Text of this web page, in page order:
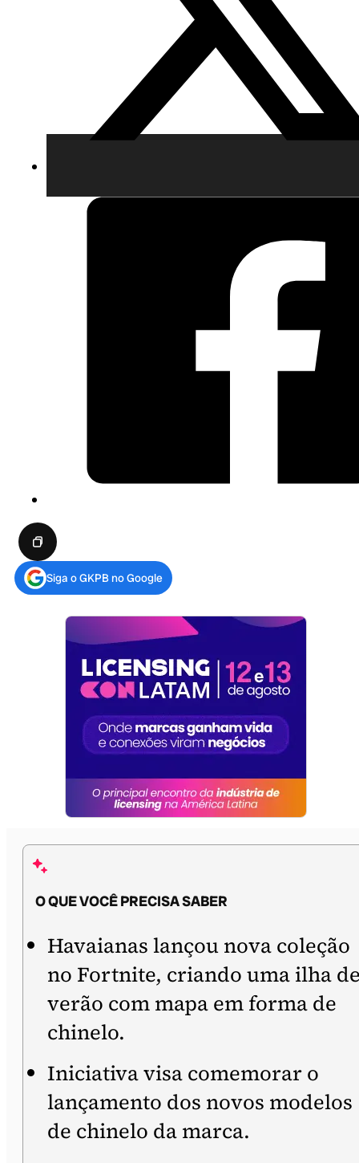
Siga o GKPB no Google
O QUE VOCÊ PRECISA SABER
Havaianas lançou nova coleção
no Fortnite, criando uma ilha
verão com mapa em forma de
chinelo.
Iniciativa visa comemorar o
lançamento dos novos modelos
de chinelo da marca.